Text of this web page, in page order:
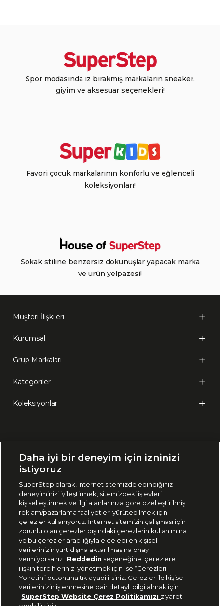
Spor modasında iz bırakmış markaların sneaker,
giyim ve aksesuar seçenekleri!
Favori çocuk markalarının konforlu ve eğlenceli
koleksiyonları!
Sokak stiline benzersiz dokunuşlar yapacak marka
ve ürün yelpazesi!
Müşteri İlişkileri
Kurumsal
Grup Markaları
Kategoriler
Koleksiyonlar
🇹🇷 Türkiye
444 37 36
Uygulamadan Takip Edin
Bizi Takip Edin
Daha iyi bir deneyim için izninizi
istiyoruz
SuperStep olarak, internet sitemizde edindiğiniz
deneyiminizi iyileştirmek, sitemizdeki işlevleri
kişiselleştirmek ve ilgi alanlarınıza göre özelleştirilmiş
reklam/pazarlama faaliyetleri yürütebilmek için
çerezler kullanıyoruz. İnternet sitemizin çalışması için
zorunlu olan çerezler dışındaki çerezlerin kullanımına
ve bu çerezler aracılığıyla elde edilen kişisel
verilerinizin yurt dışına aktarılmasına onay
vermiyorsanız Reddedin seçeneğine; çerezlere
ilişkin tercihlerinizi yönetmek için ise “Çerezleri
Yönetin” butonuna tıklayabilirsiniz. Çerezler ile kişisel
verilerinizin işlenmesine dair detaylı bilgi almak için
SuperStep Website Çerez Politikamızı ziyaret